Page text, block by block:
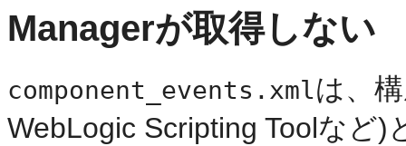
Managerが取得しない
component_events.xmlは、
WebLogic Scripting Toolなど